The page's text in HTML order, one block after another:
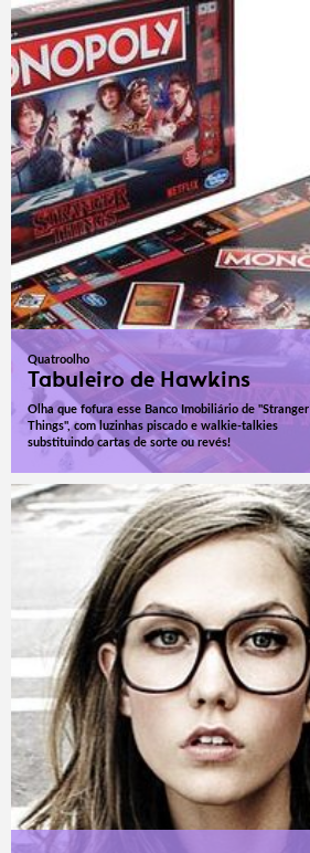
Quatroolho
Tabuleiro de Hawkins
Olha que fofura esse Banco Imobiliário de "Stranger
Things", com luzinhas piscado e walkie-talkies
substituindo cartas de sorte ou revés!